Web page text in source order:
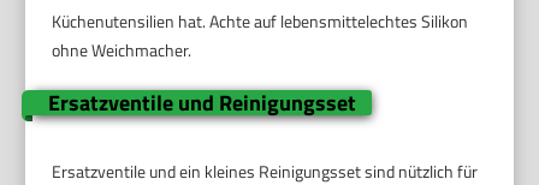
Küchenutensilien hat. Achte auf lebensmittelechtes Silikon
ohne Weichmacher.
Ersatzventile und Reinigungsset
Ersatzventile und ein kleines Reinigungsset sind nützlich für